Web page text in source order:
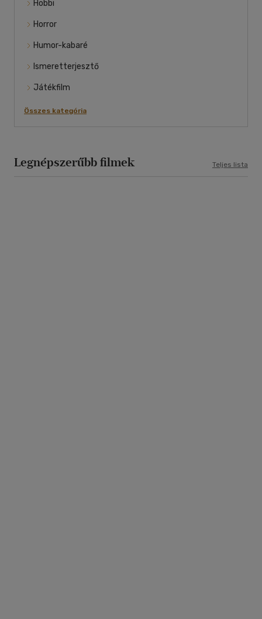
Hobbi
Horror
Humor-kabaré
Ismeretterjesztő
Játékfilm
Összes kategória
Legnépszerűbb filmek Teljes lista